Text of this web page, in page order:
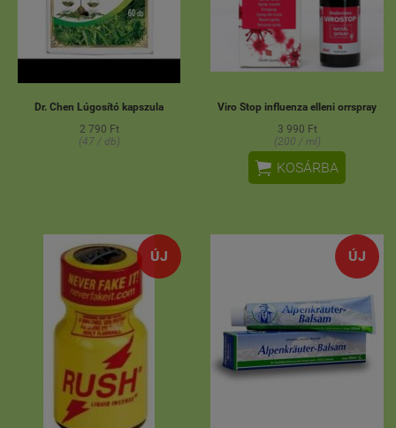
Dr. Chen Lúgosító kapszula
2 790 Ft
(47 / db)
Viro Stop influenza elleni orrspray
3 990 Ft
(200 / ml)
 KOSÁRBA
ÚJ ÚJ